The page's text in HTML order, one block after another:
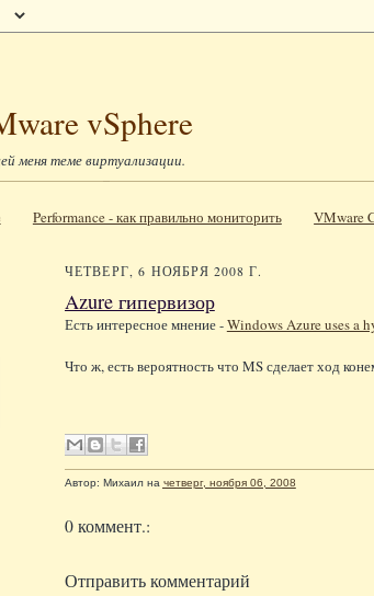
vSphere
меня теме виртуализации.
Performance - как правильно мониторить VMware
ЧЕТВЕРГ, 6 НОЯБРЯ 2008 Г.
Azure гипервизор
Есть интересное мнение -Windows Azure uses a
Что ж, есть вероятность что MS сделает ход
Автор: Михаил на четверг, ноября 06, 2008
0 коммент.:
Отправить комментарий